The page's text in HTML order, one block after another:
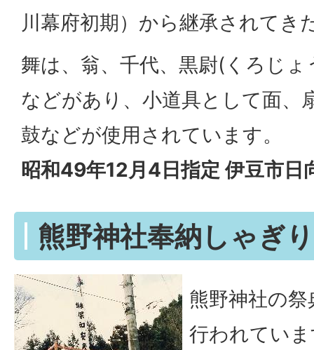
川幕府初期）から継承されてき
舞は、翁、千代、黒尉(くろじ
などがあり、小道具として面、
鼓などが使用されています。
昭和49年12月4日指定 伊豆市日
熊野神社奉納しゃぎり
熊野神社の
行われてい